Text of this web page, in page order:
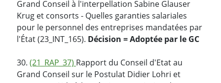
Grand Conseil à l'interpellation Sabine Glauser
Krug et consorts - Quelles garanties salariales
pour le personnel des entreprises mandatées par
l'État (23_INT_165). Décision = Adoptée par le GC
30. (21_RAP_37) Rapport du Conseil d'Etat au
Grand Conseil sur le Postulat Didier Lohri et